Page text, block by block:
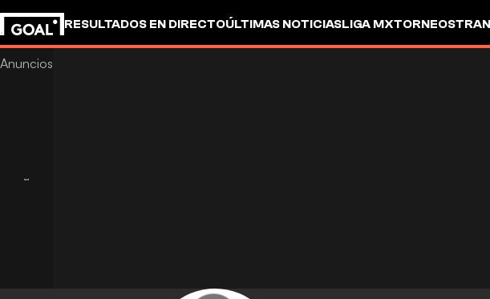
RESULTADOS EN DIRECTOÚLTIMAS NOTICIASLIGA MXTORNEOS